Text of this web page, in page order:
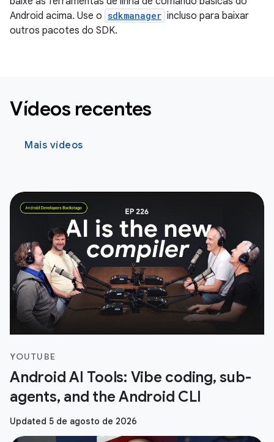
Android acima. Use o sdkmanager incluso para baixar
outros pacotes do SDK.
Vídeos recentes
Mais vídeos
YOUTUBE
Android AI Tools: Vibe coding, sub-
agents, and the Android CLI
Updated 5 de agosto de 2026